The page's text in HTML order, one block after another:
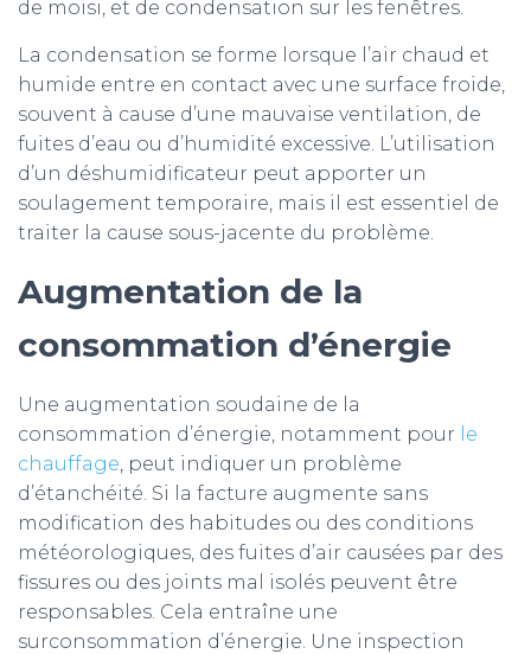
de moisi, et de condensation sur les fenêtres.
La condensation se forme lorsque l’air chaud et
humide entre en contact avec une surface froide,
souvent à cause d’une mauvaise ventilation, de
fuites d’eau ou d’humidité excessive. L’utilisation
d’un déshumidificateur peut apporter un
soulagement temporaire, mais il est essentiel de
traiter la cause sous-jacente du problème.
Augmentation de la
consommation d’énergie
Une augmentation soudaine de la
consommation d’énergie, notamment pour le
chauffage, peut indiquer un problème
d’étanchéité. Si la facture augmente sans
modification des habitudes ou des conditions
météorologiques, des fuites d’air causées par des
fissures ou des joints mal isolés peuvent être
responsables. Cela entraîne une
surconsommation d’énergie. Une inspection